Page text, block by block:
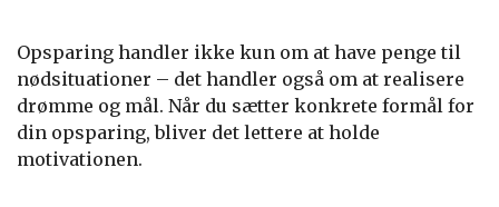
Opsparing handler ikke kun om at have penge til
nødsituationer – det handler også om at realisere
drømme og mål. Når du sætter konkrete formål for
din opsparing, bliver det lettere at holde
motivationen.